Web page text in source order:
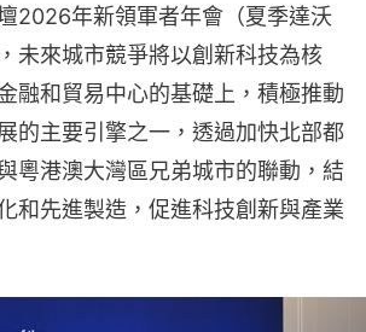
2026年新領軍者年會（夏季達沃
未來城市競爭將以創新科技為核
融和貿易中心的基礎上，積極推動
的主要引擎之一，透過加快北部都
粵港澳大灣區兄弟城市的聯動，結
和先進製造，促進科技創新與產業